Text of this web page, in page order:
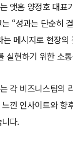
앳홈 양정호 대표
“성과는 단순히
는 메시지로 현장
실현하기 위한 소
각 비즈니스팀의
낀 인사이트와 향
다.